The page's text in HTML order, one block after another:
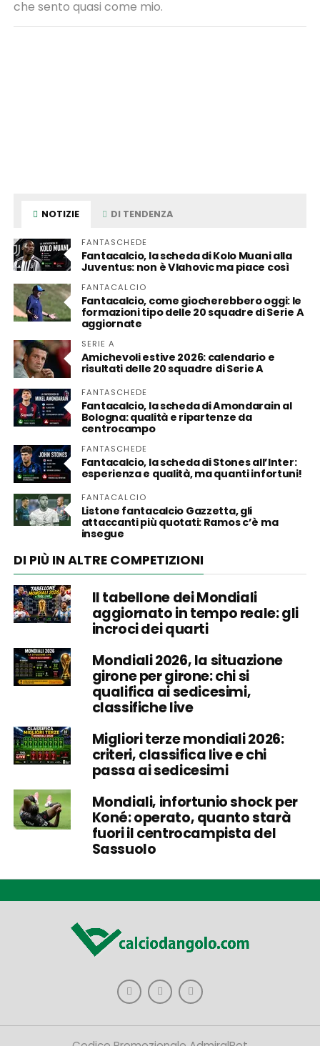
che sento quasi come mio.
NOTIZIE DI TENDENZA
FANTASCHEDE
Fantacalcio, la scheda di Kolo Muani alla
Juventus: non è Vlahovic ma piace così
FANTACALCIO
Fantacalcio, come giocherebbero oggi: le
formazioni tipo delle 20 squadre di Serie A
aggiornate
SERIE A
Amichevoli estive 2026: calendario e
risultati delle 20 squadre di Serie A
FANTASCHEDE
Fantacalcio, la scheda di Amondarain al
Bologna: qualità e ripartenze da
centrocampo
FANTASCHEDE
Fantacalcio, la scheda di Stones all’Inter:
esperienza e qualità, ma quanti infortuni!
FANTACALCIO
Listone fantacalcio Gazzetta, gli
attaccanti più quotati: Ramos c’è ma
insegue
DI PIÙ IN ALTRE COMPETIZIONI
Il tabellone dei Mondiali
aggiornato in tempo reale: gli
incroci dei quarti
Mondiali 2026, la situazione
girone per girone: chi si
qualifica ai sedicesimi,
classifiche live
Migliori terze mondiali 2026:
criteri, classifica live e chi
passa ai sedicesimi
Mondiali, infortunio shock per
Koné: operato, quanto starà
fuori il centrocampista del
Sassuolo